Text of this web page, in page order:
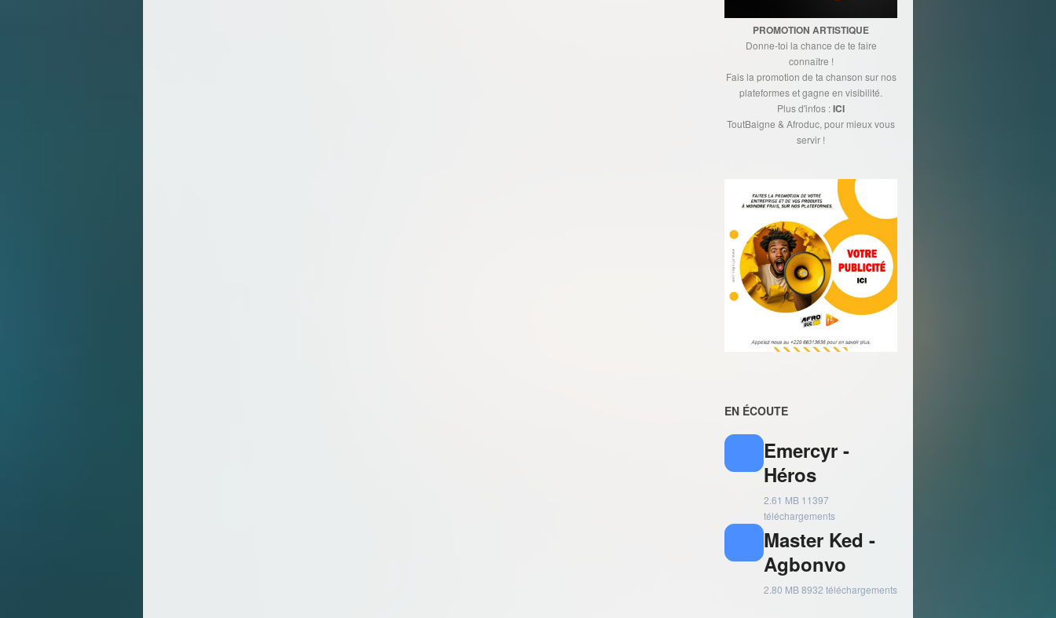
PROMOTION ARTISTIQUE
Donne-toi la chance de te faire
connaître !
Fais la promotion de ta chanson sur nos
plateformes et gagne en visibilité.
Plus d'infos :ICI
ToutBaigne & Afroduc, pour mieux vous
servir !
EN ÉCOUTE
Emercyr -
Héros
2.61 MB 11397
téléchargements
Master Ked -
Agbonvo
2.80 MB8932 téléchargements